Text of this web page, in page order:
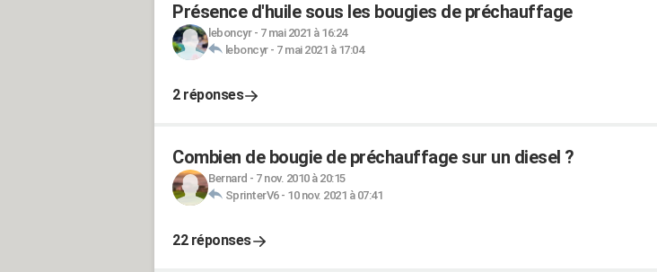
Présence d'huile sous les bougies de préchauffage
leboncyr- 7 mai 2021 à 16:24
leboncyr- 7 mai 2021 à 17:04
2 réponses
Combien de bougie de préchauffage sur un diesel ?
Bernard - 7 nov. 2010 à 20:15
SprinterV6- 10 nov. 2021 à 07:41
22 réponses